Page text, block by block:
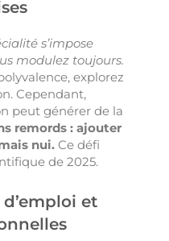
s’impose
modulez toujours.
explorez
Cependant,
peut générer de la
remords : ajouter
nui. Ce défi
de 2025.
et